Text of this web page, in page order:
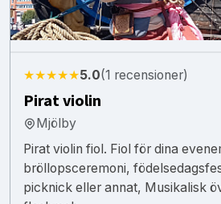
★★★★★5.0(1 recensioner)
Pirat violin
Mjölby
Pirat violin fiol. Fiol för dina
bröllopsceremoni,
picknick eller annat, Musikalisk